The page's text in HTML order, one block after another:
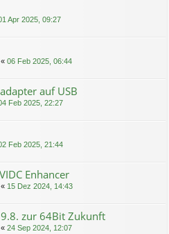
Apr 2025, 09:27
« 06 Feb 2025, 06:44
auf USB
Feb 2025, 22:27
Feb 2025, 21:44
Enhancer
« 15 Dez 2024, 14:43
zur 64Bit Zukunft
« 24 Sep 2024, 12:07